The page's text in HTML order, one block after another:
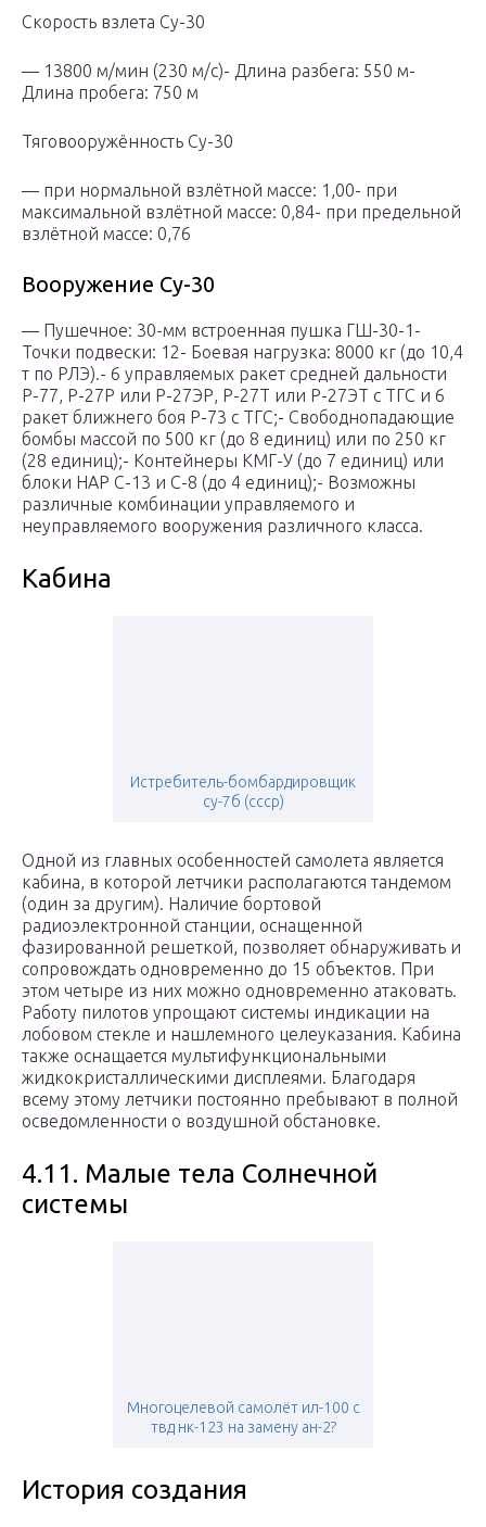
Скорость взлета Су-30
— 13800 м/мин (230 м/с)- Длина разбега: 550 м-
Длина пробега: 750 м
Тяговооружённость Су-30
— при нормальной взлётной массе: 1,00- при
максимальной взлётной массе: 0,84- при предельной
взлётной массе: 0,76
Вооружение Су-30
— Пушечное: 30-мм встроенная пушка ГШ-30-1-
Точки подвески: 12- Боевая нагрузка: 8000 кг (до 10,4
т по РЛЭ).- 6 управляемых ракет средней дальности
Р-77, Р-27Р или Р-27ЭР, Р-27Т или Р-27ЭТ с ТГС и 6
ракет ближнего боя Р-73 с ТГС;- Свободнопадающие
бомбы массой по 500 кг (до 8 единиц) или по 250 кг
(28 единиц);- Контейнеры КМГ-У (до 7 единиц) или
блоки НАР С-13 и С-8 (до 4 единиц);- Возможны
различные комбинации управляемого и
неуправляемого вооружения различного класса.
Кабина
Истребитель-бомбардировщик
су-7б (ссср)
Одной из главных особенностей самолета является
кабина, в которой летчики располагаются тандемом
(один за другим). Наличие бортовой
радиоэлектронной станции, оснащенной
фазированной решеткой, позволяет обнаруживать и
сопровождать одновременно до 15 объектов. При
этом четыре из них можно одновременно атаковать.
Работу пилотов упрощают системы индикации на
лобовом стекле и нашлемного целеуказания. Кабина
также оснащается мультифункциональными
жидкокристаллическими дисплеями. Благодаря
всему этому летчики постоянно пребывают в полной
осведомленности о воздушной обстановке.
4.11. Малые тела Солнечной
системы
Многоцелевой самолёт ил-100 с
твд нк-123 на замену ан-2?
История создания